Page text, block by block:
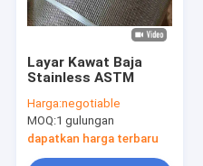
Layar Kawat Baja
Stainless ASTM
Harga:negotiable
MOQ:1 gulungan
dapatkan harga terbaru